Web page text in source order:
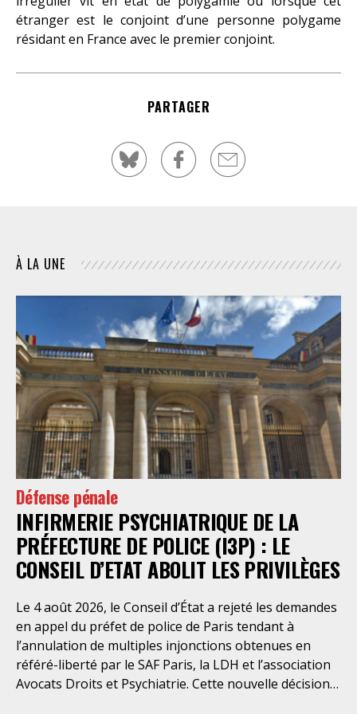
étranger est le conjoint d’une personne polygame
résidant en France avec le premier conjoint.
PARTAGER
À LA UNE
Défense pénale
INFIRMERIE PSYCHIATRIQUE DE LA
PRÉFECTURE DE POLICE (I3P) : LE
CONSEIL D’ETAT ABOLIT LES PRIVILÈGES
Le 4 août 2026, le Conseil d’État a rejeté les demandes
en appel du préfet de police de Paris tendant à
l’annulation de multiples injonctions obtenues en
référé-liberté par le SAF Paris, la LDH et l’association
Avocats Droits et Psychiatrie. Cette nouvelle décision